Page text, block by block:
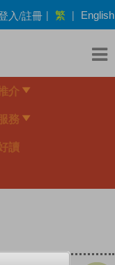
入/註冊 | 繁 | English
介
務
讀